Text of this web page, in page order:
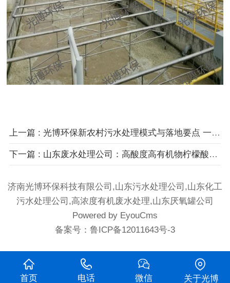
上一篇 : 光博环保新农村污水处理模式与落地要点 一体化装置发挥关键支撑作用
下一篇 : 山东废水处理公司：高酸度高有机物柠檬酸制药废水核心处理难点与攻克技术
济南光博环保科技有限公司,山东污水处理公司,山东化工
污水处理公司,高浓度有机废水处理,山东厌氧罐公司
Powered by EyouCms
备案号： 鲁ICP备12011643号-3
首页 电话 微信 关于光博